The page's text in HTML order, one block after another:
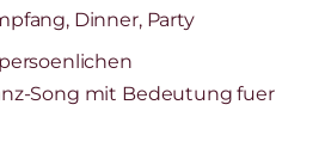
Dinner, Party
Song mit Bedeutung fuer